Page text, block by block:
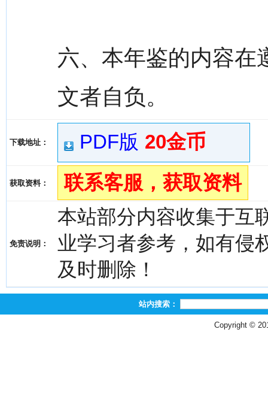
六、本年鉴的内容在
文者自负。
下载地址： PDF版 20金币
获取资料： 联系客服，获取资料
免责说明：
本站部分内容收集于互
业学习者参考，如有侵
及时删除！
站内搜索：
Copyright ©